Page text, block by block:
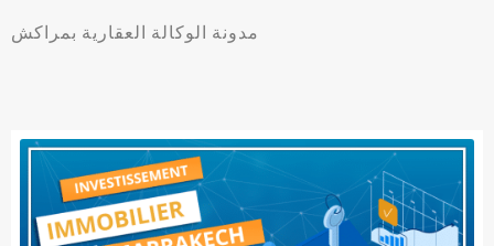
مدونة الوكالة العقارية بمراكش